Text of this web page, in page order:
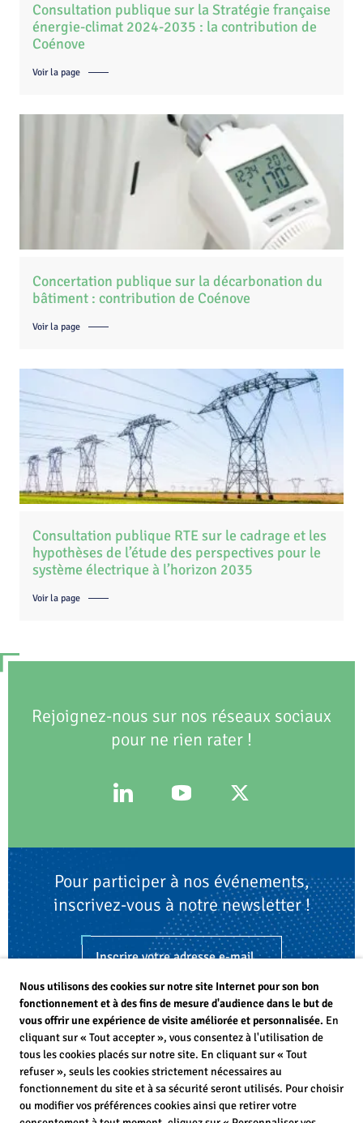
Consultation publique sur la Stratégie française
énergie-climat 2024-2035 : la contribution de
Coénove
Voir la page
Concertation publique sur la décarbonation du
bâtiment : contribution de Coénove
Voir la page
Consultation publique RTE sur le cadrage et les
hypothèses de l’étude des perspectives pour le
système électrique à l’horizon 2035
Voir la page
Rejoignez-nous sur nos réseaux sociaux
pour ne rien rater !
Pour participer à nos événements,
inscrivez-vous à notre newsletter !
S'inscrire
Nous utilisons des cookies sur notre site Internet pour son bon
fonctionnement et à des fins de mesure d'audience dans le but de
vous offrir une expérience de visite améliorée et personnalisée. En
cliquant sur « Tout accepter », vous consentez à l'utilisation de
tous les cookies placés sur notre site. En cliquant sur « Tout
refuser », seuls les cookies strictement nécessaires au
fonctionnement du site et à sa sécurité seront utilisés. Pour choisir
ou modifier vos préférences cookies ainsi que retirer votre